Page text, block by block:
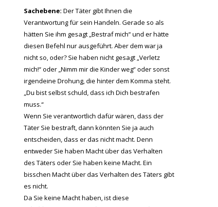
Sachebene: Der Täter gibt Ihnen die
Verantwortung für sein Handeln. Gerade so als
hätten Sie ihm gesagt „Bestraf mich“ und er hätte
diesen Befehl nur ausgeführt. Aber dem war ja
nicht so, oder? Sie haben nicht gesagt „Verletz
mich!“ oder „Nimm mir die Kinder weg“ oder sonst
irgendeine Drohung, die hinter dem Komma steht.
„Du bist selbst schuld, dass ich Dich bestrafen
muss.“
Wenn Sie verantwortlich dafür wären, dass der
Täter Sie bestraft, dann könnten Sie ja auch
entscheiden, dass er das nicht macht. Denn
entweder Sie haben Macht über das Verhalten
des Täters oder Sie haben keine Macht. Ein
bisschen Macht über das Verhalten des Täters gibt
es nicht.
Da Sie keine Macht haben, ist diese